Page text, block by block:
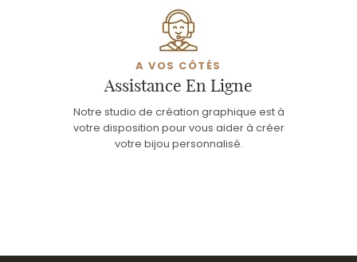
A VOS CÔTÉS
Assistance En Ligne
Notre studio de création graphique est à
votre disposition pour vous aider à créer
votre bijou personnalisé.